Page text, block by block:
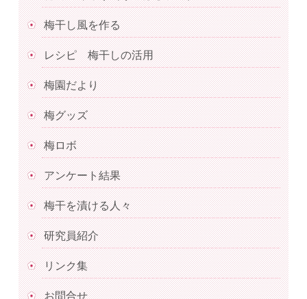
梅干し風を作る
レシピ 梅干しの活用
梅園だより
梅グッズ
梅ロボ
アンケート結果
梅干を漬ける人々
研究員紹介
リンク集
お問合せ